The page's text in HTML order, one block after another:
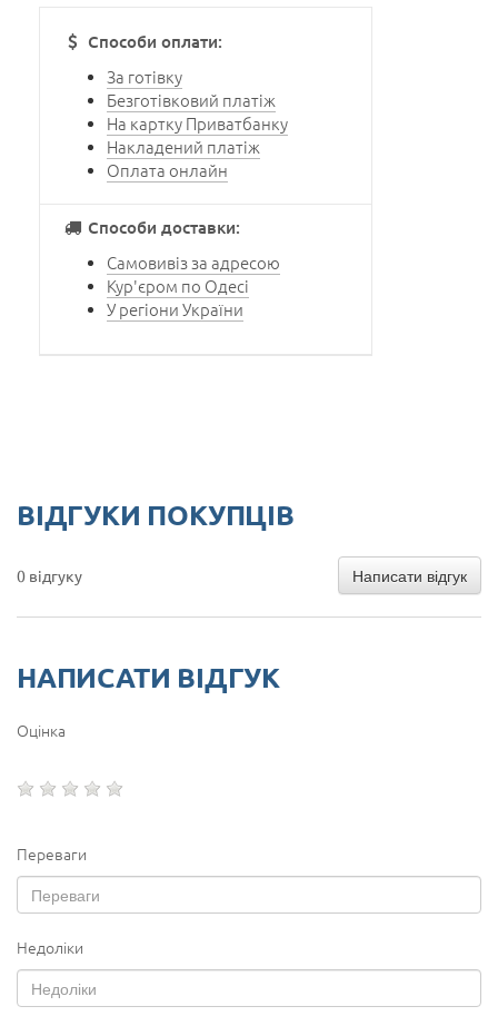
Способи оплати:
За готівку
Безготівковий платіж
На картку Приватбанку
Накладений платіж
Оплата онлайн
Способи доставки:
Самовивіз за адресою
Кур'єром по Одесі
У регіони України
ВІДГУКИ ПОКУПЦІВ
0 відгуку Написати відгук
НАПИСАТИ ВІДГУК
Оцінка
Переваги
Недоліки